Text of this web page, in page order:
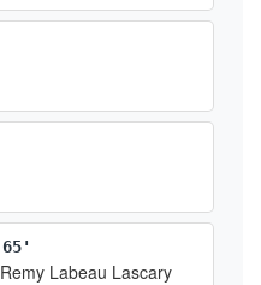
65'
Remy Labeau Lascary